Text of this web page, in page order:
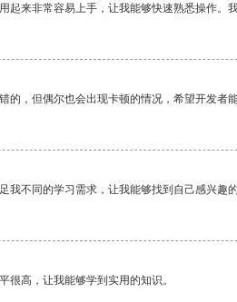
起来非常容易上手，让我能够快速熟悉操作。
的，但偶尔也会出现卡顿的情况，希望开发者能
我不同的学习需求，让我能够找到自己感兴趣的
很高，让我能够学到实用的知识。